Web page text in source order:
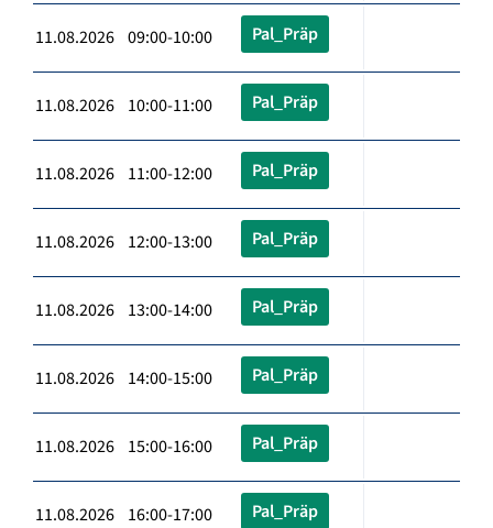
11.08.2026 09:00-10:00 Pal_Präp
11.08.2026 10:00-11:00 Pal_Präp
11.08.2026 11:00-12:00 Pal_Präp
11.08.2026 12:00-13:00 Pal_Präp
11.08.2026 13:00-14:00 Pal_Präp
11.08.2026 14:00-15:00 Pal_Präp
11.08.2026 15:00-16:00 Pal_Präp
11.08.2026 16:00-17:00 Pal_Präp